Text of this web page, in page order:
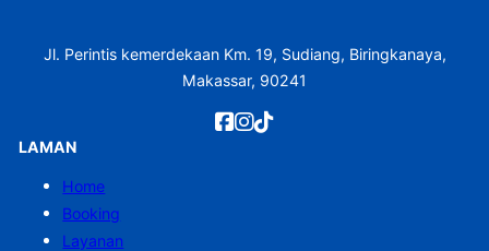
Jl. Perintis kemerdekaan Km. 19, Sudiang, Biringkanaya,
Makassar, 90241
LAMAN
Home
Booking
Layanan